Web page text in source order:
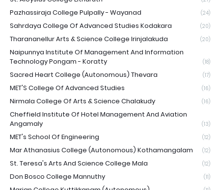
Pazhassiraja College Pulpally - Wayanad (24)
Sahrdaya College Of Advanced Studies Kodakara (20)
Tharananellur Arts & Science College Irinjalakuda (20)
Naipunnya Institute Of Management And Information
Technology Pongam - Koratty
(18)
Sacred Heart College (Autonomous) Thevara (17)
MET'S College Of Advanced Studies (16)
Nirmala College Of Arts & Science Chalakudy (16)
Cheffield Institute Of Hotel Management And Aviation
Angamaly
(13)
MET's School Of Engineering (12)
Mar Athanasius College (Autonomous) Kothamangalam (12)
St. Teresa's Arts And Science College Mala (12)
Don Bosco College Mannuthy (11)